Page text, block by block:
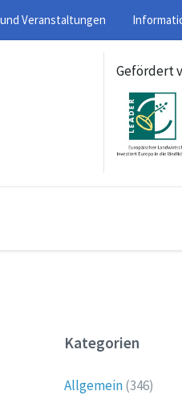
Veranstaltungen
Gefördert
Kategorien
Allgemein(346)